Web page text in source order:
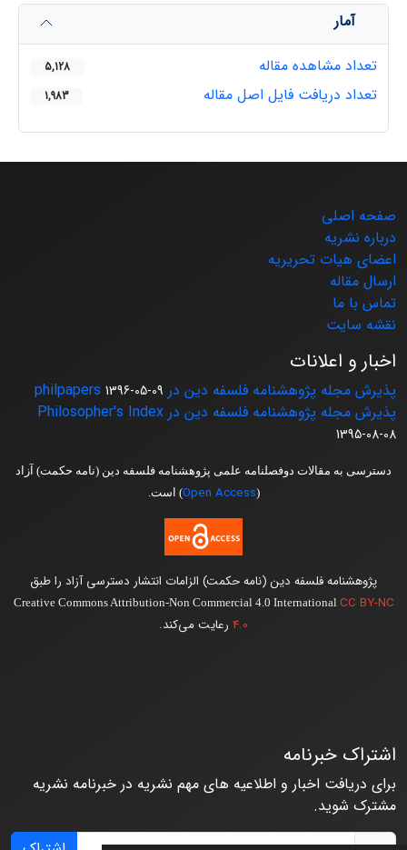
آمار
تعداد مشاهده مقاله
5,128
تعداد دریافت فایل اصل مقاله 1,983
صفحه اصلی
درباره نشریه
اعضای هیات تحریریه
ارسال مقاله
تماس با ما
نقشه سایت
اخبار و اعلانات
پذیرش مجله پژوهشنامه فلسفه دین در philpapers 1396-05-09
پذیرش مجله پژوهشنامه فلسفه دین در Philosopher's Index
1395-08-08
دسترسی به مقالات دوفصلنامه علمی پژوهشنامه فلسفه دین (نامه حکمت) آزاد
(
Open Access) است.
پژوهشنامه فلسفه دین (نامه حکمت) الزامات انتشار دسترسی آزاد را طبق
Creative Commons Attribution-Non Commercial 4.0 International CC BY-NC
4.0 رعایت می‌کند.
اشتراک خبرنامه
برای دریافت اخبار و اطلاعیه های مهم نشریه در خبرنامه نشریه
مشترک شوید.